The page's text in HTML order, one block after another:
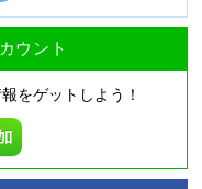
ウント
をゲットしよう！